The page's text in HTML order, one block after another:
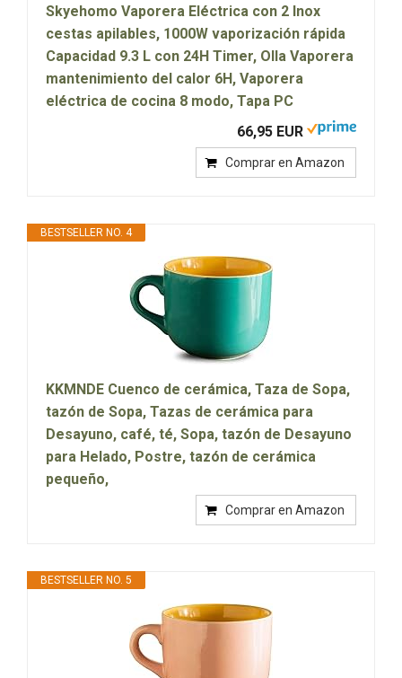
Skyehomo Vaporera Eléctrica con 2 Inox
cestas apilables, 1000W vaporización rápida
Capacidad 9.3 L con 24H Timer, Olla Vaporera
mantenimiento del calor 6H, Vaporera
eléctrica de cocina 8 modo, Tapa PC
66,95 EUR
Comprar en Amazon
BESTSELLER NO. 4
KKMNDE Cuenco de cerámica, Taza de Sopa,
tazón de Sopa, Tazas de cerámica para
Desayuno, café, té, Sopa, tazón de Desayuno
para Helado, Postre, tazón de cerámica
pequeño,
Comprar en Amazon
BESTSELLER NO. 5